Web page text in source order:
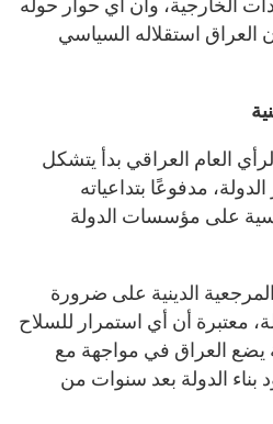
الخارجية، وأن أي حوار حوله
العراق استقلاله السياسي
العام العراقي بدأ يتشكل
مدفوعًا بتداعياته
على مؤسسات الدولة
الدينية على ضرورة
معتبرة أن أي استمرار للسلاح
العراق في مواجهة مع
بناء الدولة بعد سنوات من